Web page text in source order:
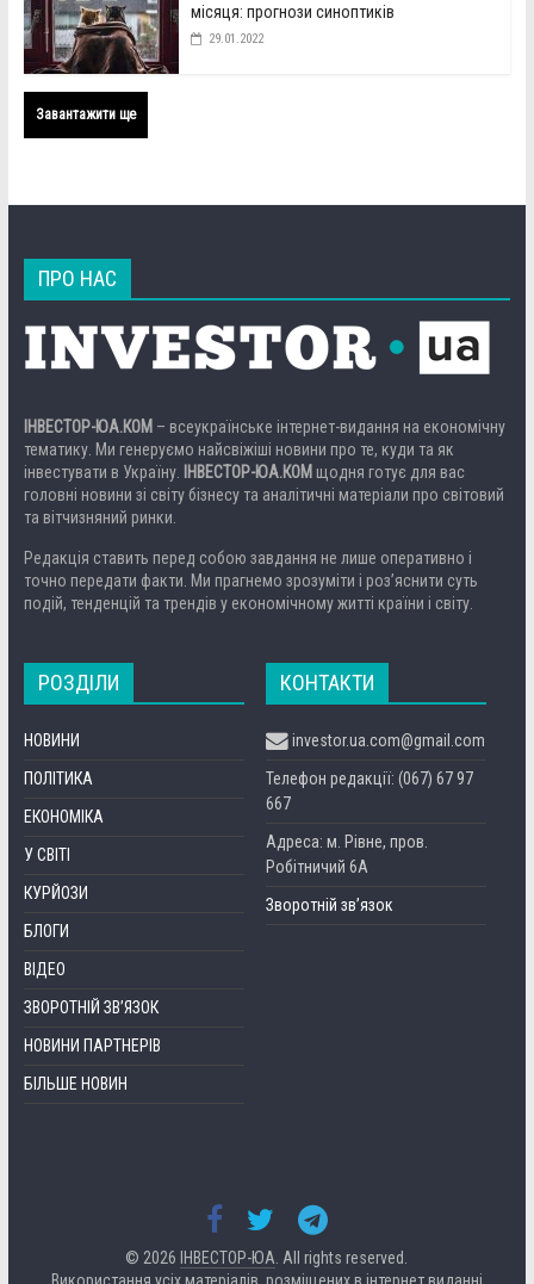
місяця: прогнози синоптиків
29.01.2022
Завантажити ще
ПРО НАС
ІНВЕСТОР-ЮА.КОМ – всеукраїнське інтернет-видання на економічну
тематику. Ми генеруємо найсвіжіші новини про те, куди та як
інвестувати в Україну. ІНВЕСТОР-ЮА.КОМ щодня готує для вас
головні новини зі світу бізнесу та аналітичні матеріали про світовий
та вітчизняний ринки.
Редакція ставить перед собою завдання не лише оперативно і
точно передати факти. Ми прагнемо зрозуміти і роз’яснити суть
подій, тенденцій та трендів у економічному житті країни і світу.
РОЗДІЛИ
НОВИНИ
ПОЛІТИКА
ЕКОНОМІКА
У СВІТІ
КУРЙОЗИ
БЛОГИ
ВІДЕО
ЗВОРОТНІЙ ЗВ’ЯЗОК
НОВИНИ ПАРТНЕРІВ
БІЛЬШЕ НОВИН
КОНТАКТИ
investor.ua.com@gmail.com
Телефон редакції: (067) 67 97
667
Адреса: м. Рівне, пров.
Робітничий 6А
Зворотній зв’язок
© 2026ІНВЕСТОР-ЮА . All rights reserved.
Використання усіх матеріалів, розміщених в інтернет виданні